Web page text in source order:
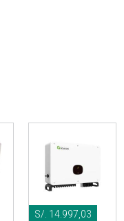
S/. 14.997,03